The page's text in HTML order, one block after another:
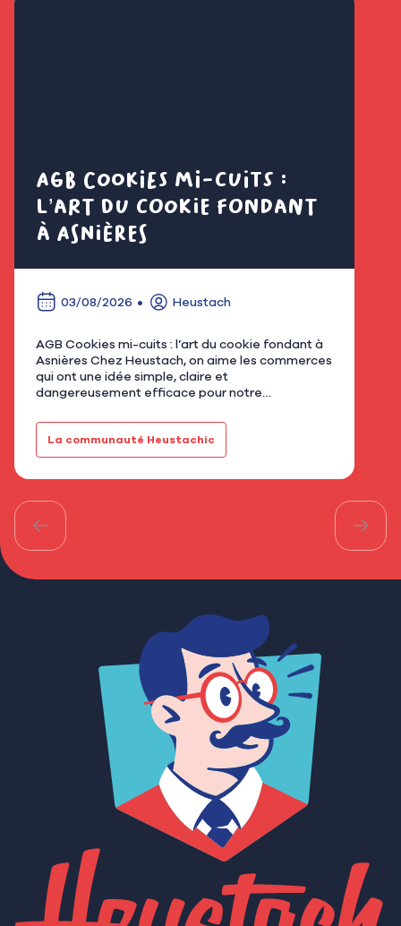
AGB Cookies mi-cuits :
l’art du cookie fondant
à Asnières
03/08/2026 Heustach
AGB Cookies mi-cuits : l’art du cookie fondant à
Asnières Chez Heustach, on aime les commerces
qui ont une idée simple, claire et
dangereusement efficace pour notre
installé au 21 rue de Bretagne à As…
La communauté Heustachic